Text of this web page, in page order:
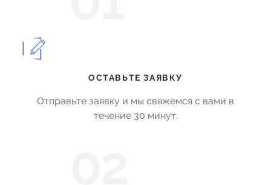
ОСТАВЬТЕ ЗАЯВКУ
Отправьте заявку и мы свяжемся с вами в
течение 30 минут.